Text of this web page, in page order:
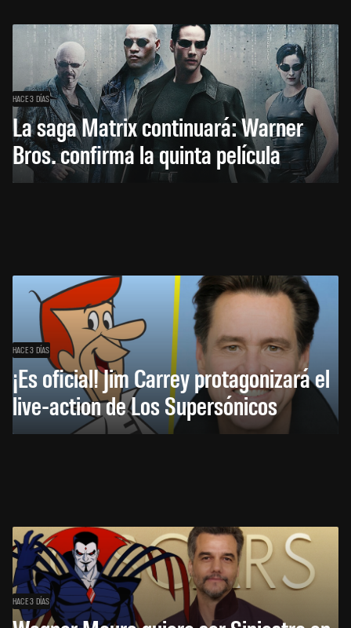
HACE 3 DÍAS
La saga Matrix continuará: Warner
Bros. confirma la quinta película
HACE 3 DÍAS
¡Es oficial! Jim Carrey protagonizará el
live-action de Los Supersónicos
HACE 3 DÍAS